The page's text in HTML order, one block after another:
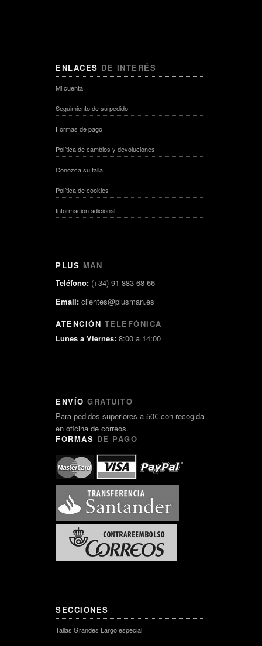
ENLACES DE INTERÉS
Mi cuenta
Seguimiento de su pedido
Formas de pago
Política de cambios y devoluciones
Conozca su talla
Política de cookies
Información adicional
PLUS MAN
Teléfono: (+34) 91 883 68 66
Email: clientes@plusman.es
ATENCIÓN TELEFÓNICA
Lunes a Viernes: 8:00 a 14:00
ENVÍO GRATUITO
Para pedidos superiores a 50€ con recogida
en oficina de correos.
FORMAS DE PAGO
SECCIONES
Tallas Grandes Largo especial